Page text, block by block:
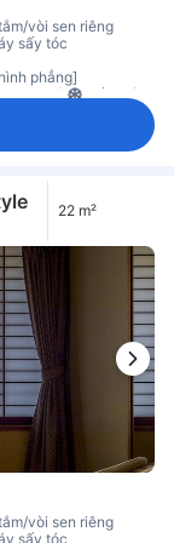
vòi sen riêng
sấy tóc
phẳng]
nhà
Điều hòa
22 m²
vòi sen riêng
sấy tóc